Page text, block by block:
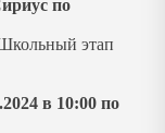
по
этап
в 10:00 по